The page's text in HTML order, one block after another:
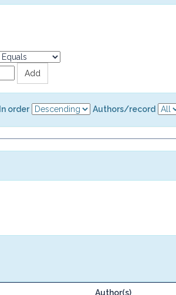
In order Authors/record
Author(s)